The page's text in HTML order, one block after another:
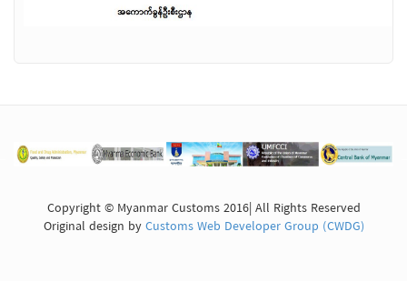
Copyright © Myanmar Customs 2016| All Rights Reserved
Original design byCustoms Web Developer Group (CWDG)